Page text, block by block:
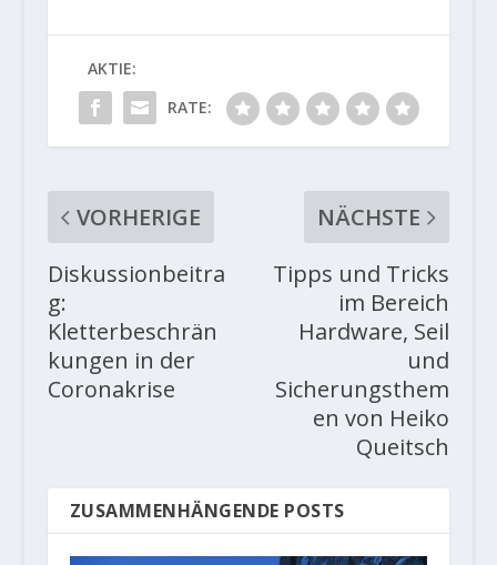
AKTIE:
RATE:
VORHERIGE
Diskussionbeitra
g:
Kletterbeschrän
kungen in der
Coronakrise
NÄCHSTE
Tipps und Tricks
im Bereich
Hardware, Seil
und
Sicherungsthem
en von Heiko
Queitsch
ZUSAMMENHÄNGENDE POSTS